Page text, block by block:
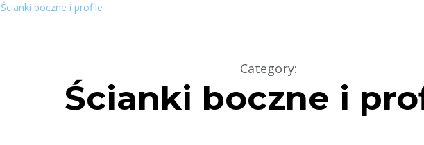
Ścianki boczne i profile
Category:
Ścianki boczne i